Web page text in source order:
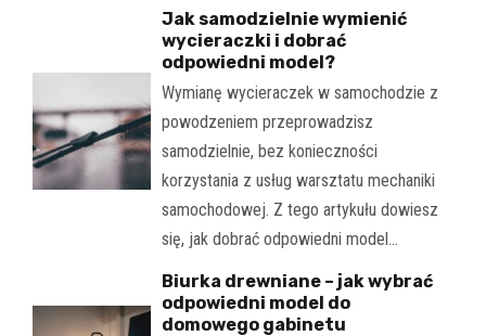
Jak samodzielnie wymienić
wycieraczki i dobrać
odpowiedni model?
Wymianę wycieraczek w samochodzie z
powodzeniem przeprowadzisz
samodzielnie, bez konieczności
korzystania z usług warsztatu mechaniki
samochodowej. Z tego artykułu dowiesz
się, jak dobrać odpowiedni model…
Biurka drewniane – jak wybrać
odpowiedni model do
domowego gabinetu